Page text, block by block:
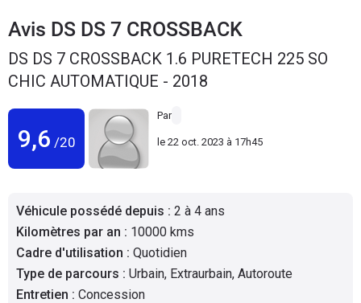
Essais
Guide
d'achat
Utilitaires
Flottes
Auto
Services
Avis DS DS 7 CROSSBACK
DS DS 7 CROSSBACK 1.6 PURETECH 225 SO
CHIC AUTOMATIQUE - 2018
9,6 /20
Par
le 22 oct. 2023 à 17h45
Véhicule possédé depuis : 2 à 4 ans
Kilomètres par an : 10000 kms
Cadre d'utilisation : Quotidien
Type de parcours : Urbain, Extraurbain, Autoroute
Entretien : Concession